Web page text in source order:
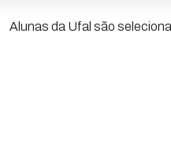
Alunas da Ufal são